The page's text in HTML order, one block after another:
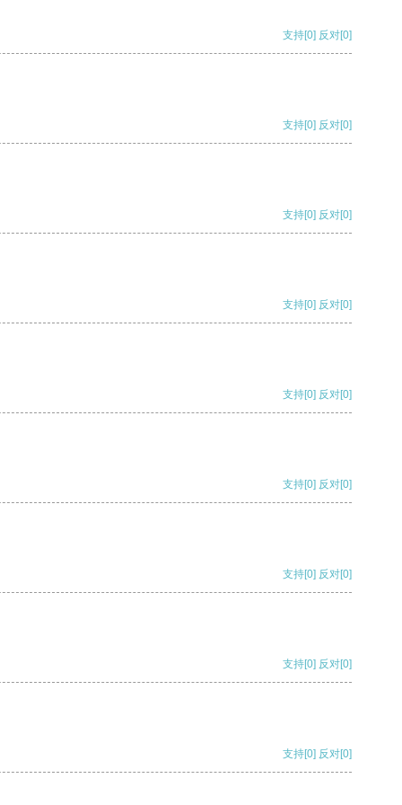
支持[0] 反对[0]
支持[0] 反对[0]
支持[0] 反对[0]
支持[0] 反对[0]
支持[0] 反对[0]
支持[0] 反对[0]
支持[0] 反对[0]
支持[0] 反对[0]
支持[0] 反对[0]